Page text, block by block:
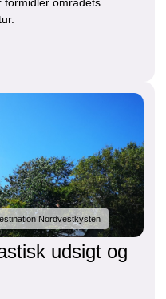
Nordvestkysten
udsigt og